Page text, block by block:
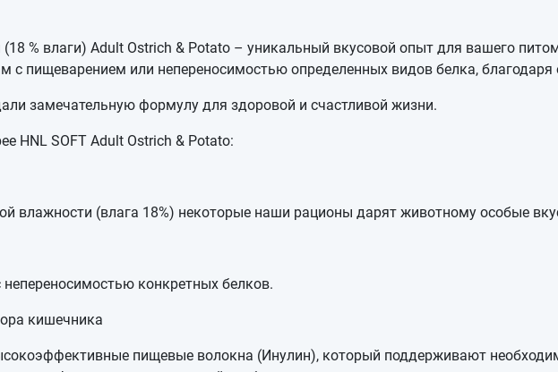
% влаги) Adult Ostrich & Potato – уникальный вкусовой опыт для вашего
с пищеварением или непереносимостью определенных видов белка,
замечательную формулу для здоровой и счастливой жизни.
HNL SOFT Adult Ostrich & Potato:
влажности (влага 18%) некоторые наши рационы дарят животному особые
конкретных белков.
кишечника
пищевые волокна (Инулин), который поддерживают